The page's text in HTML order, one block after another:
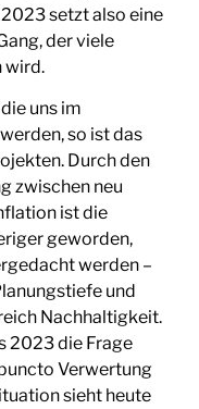
setzt also eine
der viele
wird.
uns im
so ist das
Durch den
zwischen neu
ist die
geworden,
werden –
und
Nachhaltigkeit.
2023 die Frage
Verwertung
sieht heute